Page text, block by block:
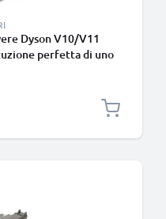
Dyson V10/V11
perfetta di uno